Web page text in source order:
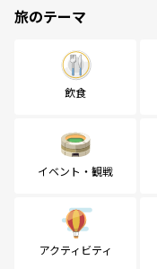
旅のテーマ
飲食
イベント・観戦
アクティビティ